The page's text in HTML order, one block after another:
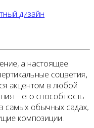
дизайн
а настоящее
соцветия,
акцентом в любой
– его способность
самых обычных садах,
композиции.